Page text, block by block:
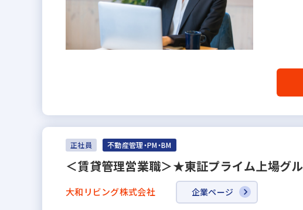
正社員 不動産管理・PM・BM
＜賃貸管理営業職＞★東証プライム上場グ
大和リビング株式会社 企業ページ